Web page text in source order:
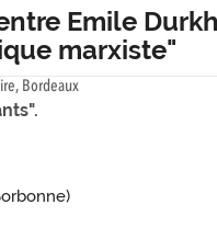
Emile
marxiste"
Bordeaux